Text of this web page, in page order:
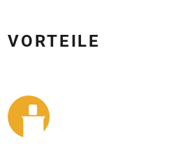
VORTEILE